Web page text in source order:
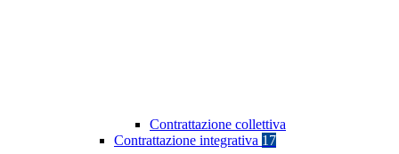
Contrattazione collettiva
Contrattazione integrativa 17